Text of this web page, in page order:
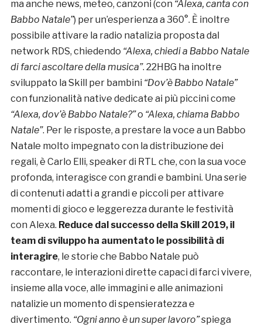
ma anche news, meteo, canzoni (con “Alexa, canta con
Babbo Natale”) per un’esperienza a 360°. È inoltre
possibile attivare la radio natalizia proposta dal
network RDS, chiedendo “Alexa, chiedi a Babbo Natale
di farci ascoltare della musica”. 22HBG ha inoltre
sviluppato la Skill per bambini “Dov’è Babbo Natale”
con funzionalità native dedicate ai più piccini come
“Alexa, dov’è Babbo Natale?”o “Alexa, chiama Babbo
Natale”. Per le risposte, a prestare la voce a un Babbo
Natale molto impegnato con la distribuzione dei
regali, è Carlo Elli, speaker di RTL che, con la sua voce
profonda, interagisce con grandi e bambini. Una serie
di contenuti adatti a grandi e piccoli per attivare
momenti di gioco e leggerezza durante le festività
con Alexa. Reduce dal successo della Skill 2019, il
team di sviluppo ha aumentato le possibilità di
interagire, le storie che Babbo Natale può
raccontare, le interazioni dirette capaci di farci vivere,
insieme alla voce, alle immagini e alle animazioni
natalizie un momento di spensieratezza e
divertimento. “Ogni anno è un super lavoro”spiega